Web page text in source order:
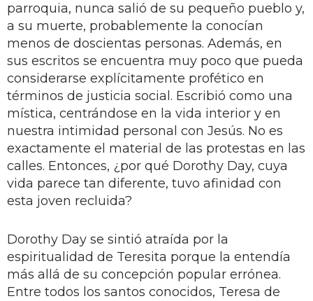
parroquia, nunca salió de su pequeño pueblo y,
a su muerte, probablemente la conocían
menos de doscientas personas. Además, en
sus escritos se encuentra muy poco que pueda
considerarse explícitamente profético en
términos de justicia social. Escribió como una
mística, centrándose en la vida interior y en
nuestra intimidad personal con Jesús. No es
exactamente el material de las protestas en las
calles. Entonces, ¿por qué Dorothy Day, cuya
vida parece tan diferente, tuvo afinidad con
esta joven recluida?
Dorothy Day se sintió atraída por la
espiritualidad de Teresita porque la entendía
más allá de su concepción popular errónea.
Entre todos los santos conocidos, Teresa de